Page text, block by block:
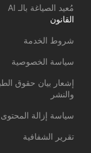
مُعيد الصياغة بالـ AI
القانون
شروط الخدمة
سياسة الخصوصية
إشعار بيان حقوق
والنشر
سياسة إزالة المحتوى
تقرير الشفافية